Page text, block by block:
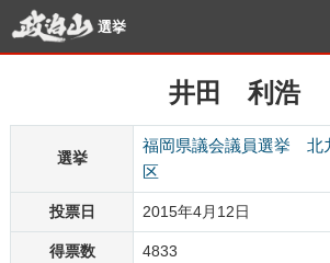
選挙
井田 利浩
選挙
福岡県議会議員選挙 北
区
投票日 2015年4月12日
得票数 4833